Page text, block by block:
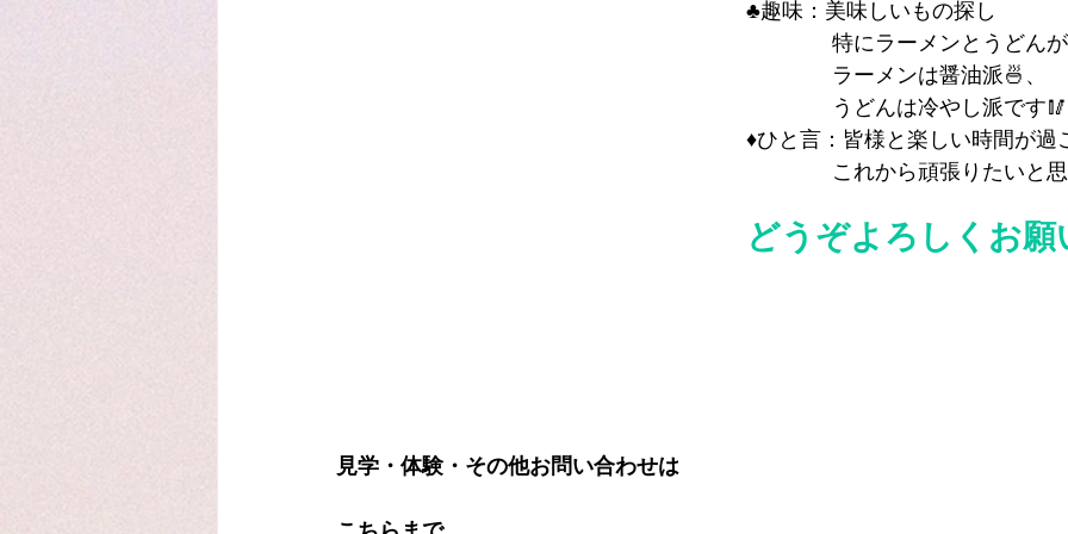
♣趣味：美味しいもの探し
特にラーメンとうどんが
ラーメンは醤油派🍜、
うどんは冷やし派です🥢
♦ひと言：皆様と楽しい時間が過
これから頑張りたいと思
どうぞよろしくお願
見学・体験・その他お問い合わせは